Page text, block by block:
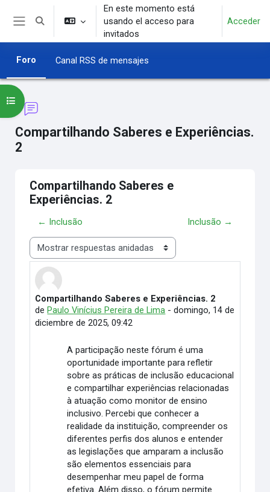
Salta al contenido principal
Selector de búsqueda de entrada
En este momento está
usando el acceso para
invitados
Acceder
Foro Canal RSS de mensajes
Compartilhando Saberes e Experiências.
2
Abrir índice del curso
Compartilhando Saberes e
Experiências. 2
← Inclusão Inclusão →
Mostrar modo
Compartilhando Saberes e Experiências. 2
de Paulo Vinícius Pereira de Lima -domingo, 14 de
diciembre de 2025, 09:42
Número de respuestas: 1
A participação neste fórum é uma
oportunidade importante para refletir
sobre as práticas de inclusão educacional
e compartilhar experiências relacionadas
à atuação como monitor de ensino
inclusivo. Percebi que conhecer a
realidade da instituição, compreender os
diferentes perfis dos alunos e entender
as legislações que amparam a inclusão
são elementos essenciais para
desempenhar meu papel de forma
efetiva. Além disso, o fórum permite